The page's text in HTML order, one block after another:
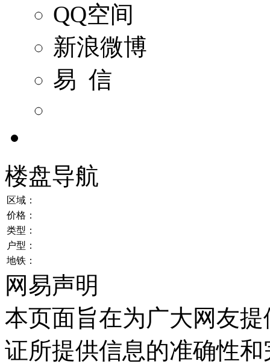
QQ空间
新浪微博
易 信
楼盘导航
区域：
价格：
类型：
户型：
地铁：
网易声明
本页面旨在为广大网友
证所提供信息的准确性